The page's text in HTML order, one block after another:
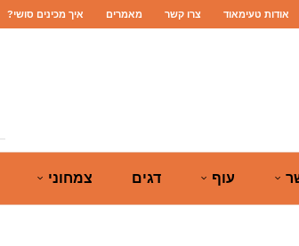
אודות טעימאוד צרו קשר מאמרים איך מכינים סושי?
עוף דגים צמחוני